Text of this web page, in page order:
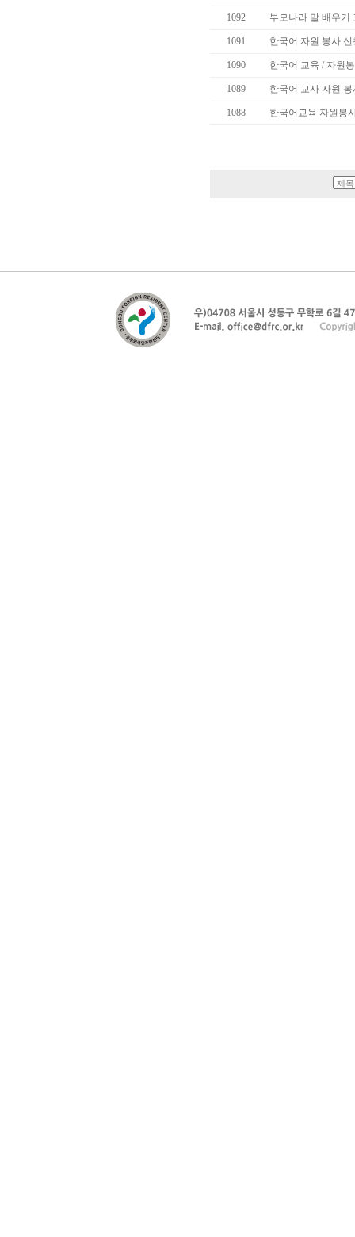
1092 부모나라 말 배우기
1091 한국어 자원 봉사
1090 한국어 교육 / 자원
1089 한국어 교사 자원
1088 한국어교육 자원봉